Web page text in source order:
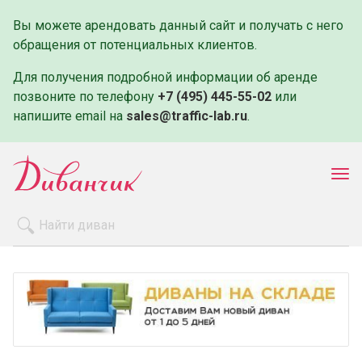
Вы можете арендовать данный сайт и получать с него
обращения от потенциальных клиентов.
Для получения подробной информации об аренде
позвоните по телефону +7 (495) 445-55-02 или
напишите email на sales@traffic-lab.ru.
Оплата и доставка
Контакты